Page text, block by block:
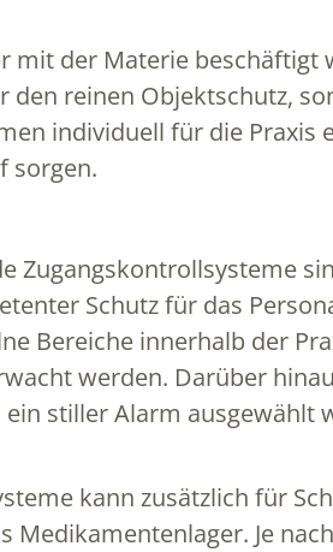
mit der Materie beschäftigt
den reinen Objektschutz,
individuell für die Praxis
sorgen.
Zugangskontrollsysteme
Schutz für das
Bereiche innerhalb der
werden. Darüber
stiller Alarm ausgewählt
kann zusätzlich für
Medikamentenlager. Je